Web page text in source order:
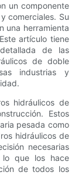
un componente
comerciales. Su
una herramienta
artículo tiene
de las
de doble
industrias y
hidráulicos de
Estos
pesada como
hidráulicos de
necesarias
lo que los hace
de todos los